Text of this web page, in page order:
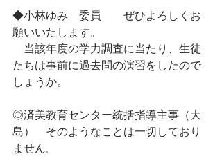
◆小林ゆみ　委員　　ぜひよろしくお
願いいたします。
当該年度の学力調査に当たり、生徒
たちは事前に過去問の演習をしたので
しょうか。
◎済美教育センター統括指導主事（大
島）　そのようなことは一切しており
ません。